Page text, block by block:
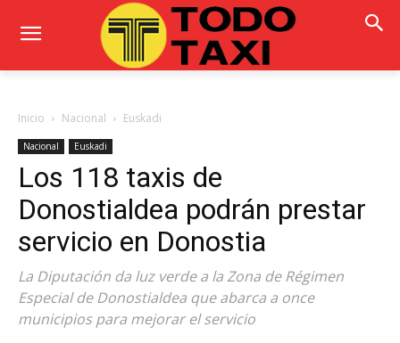
Inicio Nacional Euskadi
Nacional Euskadi
Los 118 taxis de
Donostialdea podrán prestar
servicio en Donostia
La Diputación da luz verde a la Zona de Régimen
Especial de Donostialdea que abarca a once
municipios para mejorar el servicio